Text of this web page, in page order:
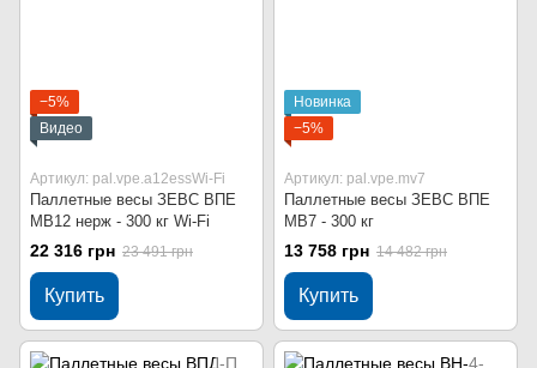
−5%
Видео
Артикул: pal.vpe.a12essWi-Fi
Паллетные весы ЗЕВС ВПЕ
МВ12 нерж - 300 кг Wi-Fi
22 316 грн 23 491 грн
Купить
Новинка
−5%
Артикул: pal.vpe.mv7
Паллетные весы ЗЕВС ВПЕ
МВ7 - 300 кг
13 758 грн 14 482 грн
Купить